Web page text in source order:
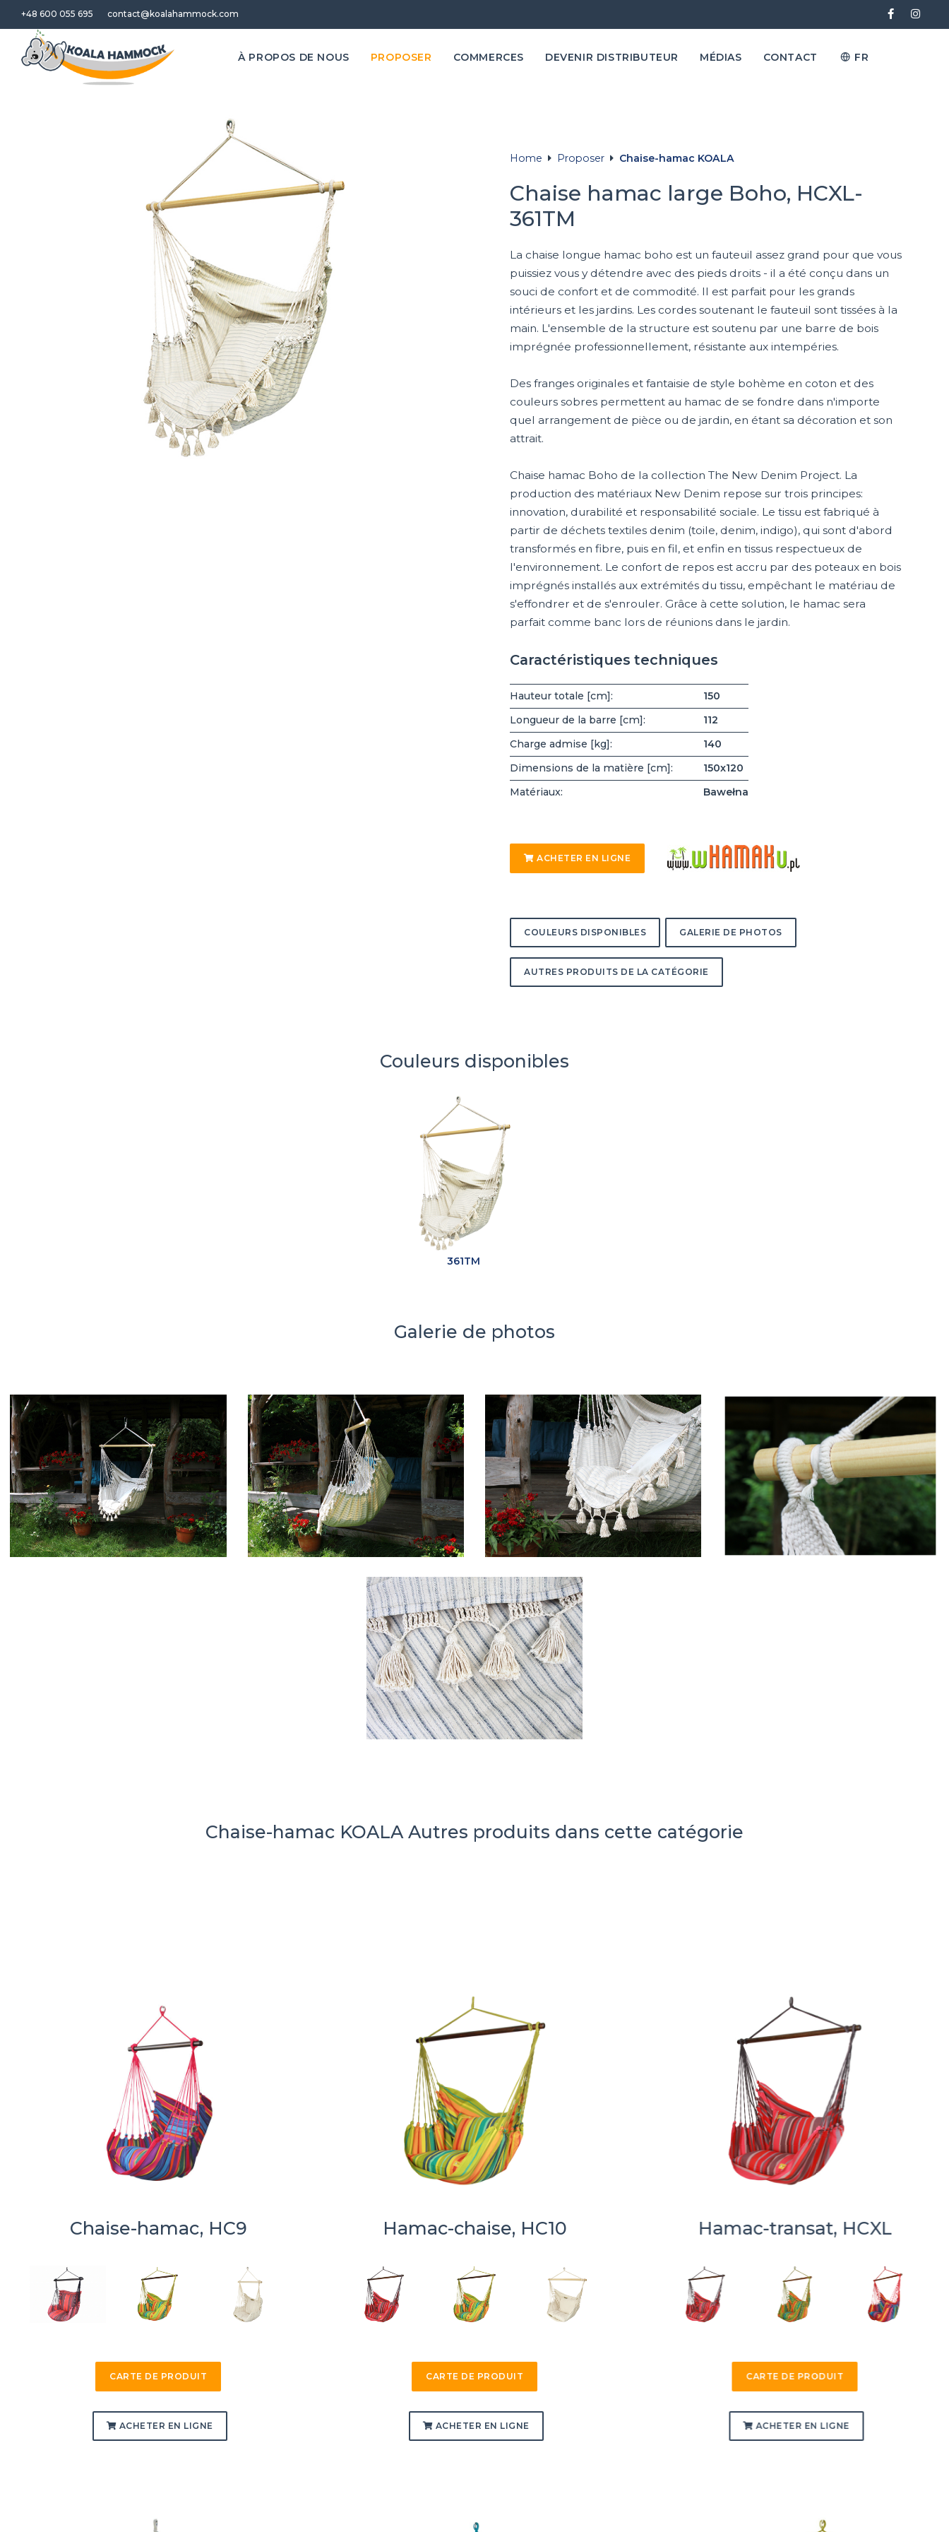
+48 600 055 695 contact@koalahammock.com
À PROPOS DE NOUS PROPOSER COMMERCES DEVENIR DISTRIBUTEUR MÉDIAS CONTACT FR
Home Proposer Chaise-hamac KOALA
Chaise hamac large Boho, HCXL-
361TM
La chaise longue hamac boho est un fauteuil assez grand pour que vous
puissiez vous y détendre avec des pieds droits - il a été conçu dans un
souci de confort et de commodité. Il est parfait pour les grands
intérieurs et les jardins. Les cordes soutenant le fauteuil sont tissées à la
main. L'ensemble de la structure est soutenu par une barre de bois
imprégnée professionnellement, résistante aux intempéries.
Des franges originales et fantaisie de style bohème en coton et des
couleurs sobres permettent au hamac de se fondre dans n'importe
quel arrangement de pièce ou de jardin, en étant sa décoration et son
attrait.
Chaise hamac Boho de la collection The New Denim Project. La
production des matériaux New Denim repose sur trois principes:
innovation, durabilité et responsabilité sociale. Le tissu est fabriqué à
partir de déchets textiles denim (toile, denim, indigo), qui sont d'abord
transformés en fibre, puis en fil, et enfin en tissus respectueux de
l'environnement. Le confort de repos est accru par des poteaux en bois
imprégnés installés aux extrémités du tissu, empêchant le matériau de
s'effondrer et de s'enrouler. Grâce à cette solution, le hamac sera
parfait comme banc lors de réunions dans le jardin.
Caractéristiques techniques
Hauteur totale [cm]:
150
Longueur de la barre [cm]:
112
Charge admise [kg]:
140
Dimensions de la matière [cm]:
150x120
Matériaux:
Bawełna
ACHETER EN LIGNE
COULEURS DISPONIBLES GALERIE DE PHOTOS
AUTRES PRODUITS DE LA CATÉGORIE
Couleurs disponibles
361TM
Galerie de photos
Chaise-hamac KOALA Autres produits dans cette catégorie
Chaise-hamac, HC9
CARTE DE PRODUIT
ACHETER EN LIGNE
Hamac-chaise, HC10
CARTE DE PRODUIT
ACHETER EN LIGNE
Hamac-transat, HCXL
CARTE DE PRODUIT
ACHETER EN LIGNE